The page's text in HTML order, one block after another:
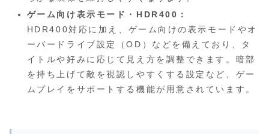
ゲーム向け表示モード・HDR400：
HDR400対応に加え、ゲーム向けの表示モードやオ
ーバードライブ設定（OD）などを備えており、タ
イトルや好みに応じて見え方を調整できます。暗部
を持ち上げて敵を視認しやすくする設定など、ゲー
ムプレイをサポートする機能が用意されています。